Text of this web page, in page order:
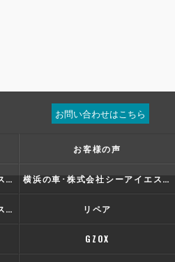
お問い合わせはこちら
お客様の声
横浜の車･株式会社シーアイエスの口コミ情報 横浜の車･株式会社シーアイエスの評判
横浜の車･株式会社シーアイエスのお客様の声 リペア
GZOX